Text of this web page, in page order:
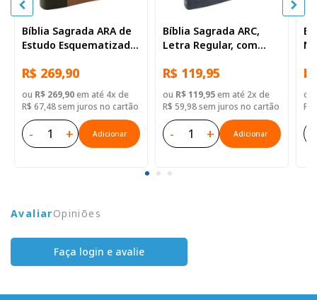
Bíblia Sagrada ARA de
Estudo Esquematizada,
mapa, Capa Couro
Sintético Preta
R$ 269,90
ou R$ 269,90em até 4x de
R$ 67,48 sem juros no cartão
- + Adicionar
Bíblia Sagrada ARC,
Letra Regular, com
mapa, Capa Couro
Sintético Azul
R$ 119,95
ou R$ 119,95em até 2x de
R$ 59,98 sem juros no cartão
- + Adicionar
ou
R$
AvaliarOpiniões
Faça login e avalie